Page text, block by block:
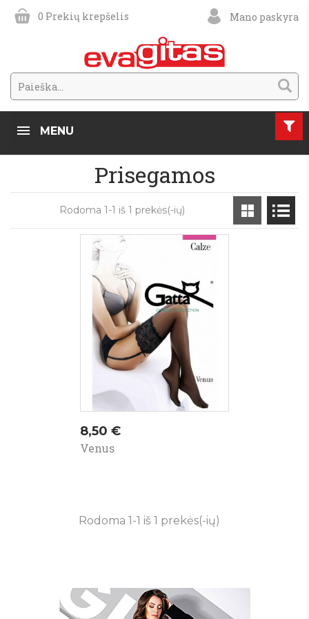
Mano paskyra
0 Prekių krepšelis
MENU
Prisegamos
Rodoma 1-1 iš 1 prekės(-ių)
Kaina
8,50 €
Venus
Rodoma 1-1 iš 1 prekės(-ių)